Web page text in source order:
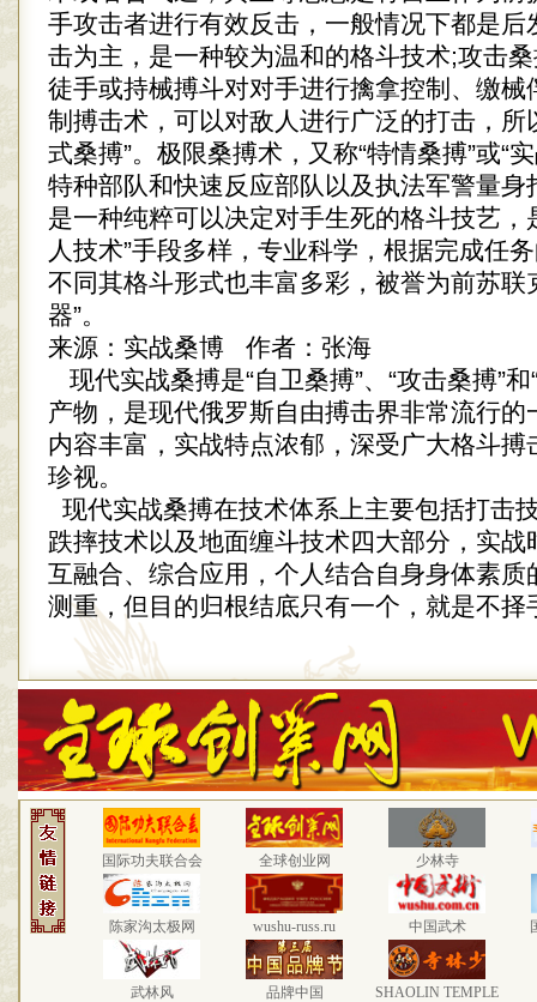
手攻击者进行有效反击，一般情况下都是后
击为主，是一种较为温和的格斗技术;攻击
徒手或持械搏斗对对手进行擒拿控制、缴械
制搏击术，可以对敌人进行广泛的打击，所
式桑搏”。极限桑搏术，又称“特情桑搏”或“
特种部队和快速反应部队以及执法军警量身
是一种纯粹可以决定对手生死的格斗技艺，
人技术”手段多样，专业科学，根据完成任
不同其格斗形式也丰富多彩，被誉为前苏联
器”。
来源：实战桑博 作者：张海
现代实战桑搏是“自卫桑搏”、“攻击桑搏”和
产物，是现代俄罗斯自由搏击界非常流行的
内容丰富，实战特点浓郁，深受广大格斗搏
珍视。
现代实战桑搏在技术体系上主要包括打击
跌摔技术以及地面缠斗技术四大部分，实战
互融合、综合应用，个人结合自身身体素质
测重，但目的归根结底只有一个，就是不择
国际功夫联合会 全球创业网 少林寺
陈家沟太极网 wushu-russ.ru 中国武术
武林风 品牌中国 SHAOLIN TEMPLE